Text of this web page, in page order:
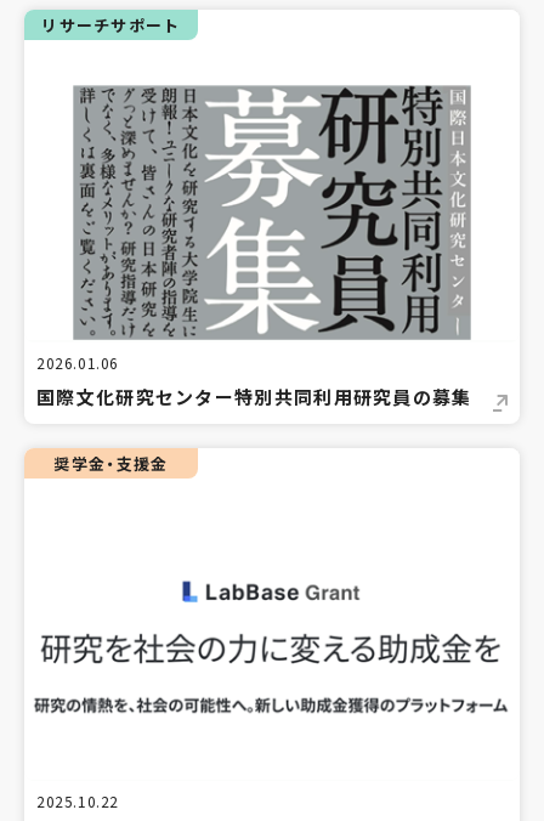
リサーチサポート
2026.01.06
国際文化研究センター特別共同利用研究員の募集
奨学金・支援金
2025.10.22